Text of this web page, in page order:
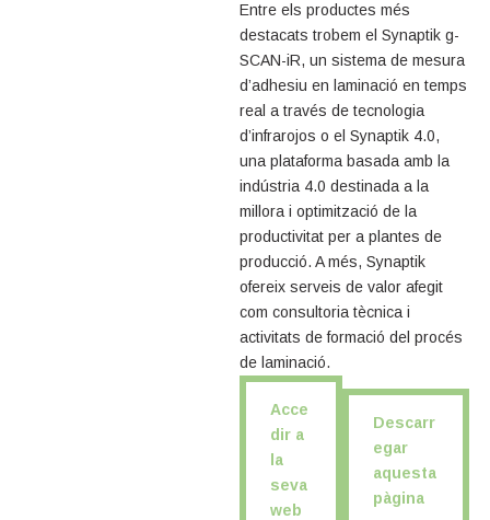
Entre els productes més
destacats trobem el Synaptik g-
SCAN-iR, un sistema de mesura
d’adhesiu en laminació en temps
real a través de tecnologia
d’infrarojos o el Synaptik 4.0,
una plataforma basada amb la
indústria 4.0 destinada a la
millora i optimització de la
productivitat per a plantes de
producció. A més, Synaptik
ofereix serveis de valor afegit
com consultoria tècnica i
activitats de formació del procés
de laminació.
Acce
dir a
la
seva
web
Descarr
egar
aquesta
pàgina